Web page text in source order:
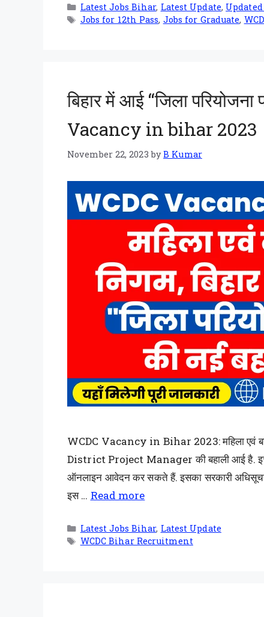
Latest Jobs Bihar, Latest Update,
Jobs for 12th Pass, Jobs for Graduate,
बिहार में आई “जिला
Vacancy in bihar 2023
November 22, 2023 byB Kumar
WCDC Vacancy in Bihar 2023: महिला एवं
District Project Manager की बहाली आई है.
ऑनलाइन आवेदन कर सकते हैं. इसका सरकारी
इस … Read more
Latest Jobs Bihar, Latest Update
WCDC Bihar Recruitment